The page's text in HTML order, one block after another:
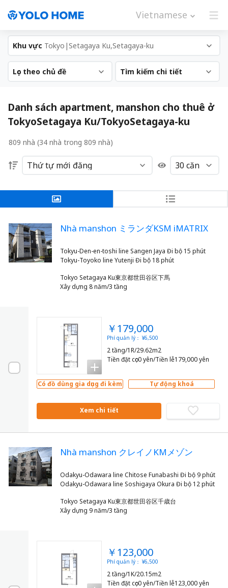
Vietnamese
Khu vực Tokyo|Setagaya Ku,Setagaya-ku
Lọc theo chủ đề Tìm kiếm chi tiết
Danh sách apartment, manshon cho thuê ở
TokyoSetagaya Ku/TokyoSetagaya-ku
809 nhà (34 nhà trong 809 nhà)
Nhà manshon ミランダKSM iMATRIX
Tokyu-Den-en-toshi line Sangen Jaya Đi bộ 15 phút
Tokyo Setagaya Ku東京都世田谷区下馬
Xây dựng 8 năm/3 tầng
￥179,000
Phí quản lý： ¥6,500
2 tầng/1R/29.62m2
Tiền đặt cọc0 yên/Tiền lễ179,000 yên
Có đồ dùng gia dụng đi kèm Tự động khoá
Xem chi tiết
Nhà manshon クレイノKMメゾン
Odakyu-Odawara line Chitose Funabashi Đi bộ 9 phút
Tokyo Setagaya Ku東京都世田谷区千歳台
Xây dựng 9 năm/3 tầng
￥123,000
Phí quản lý： ¥6,500
2 tầng/1K/20.15m2
Tiền đặt cọc0 yên/Tiền lễ123,000 yên